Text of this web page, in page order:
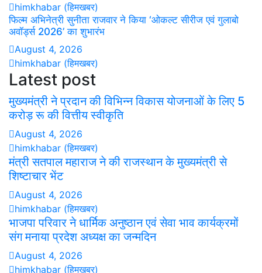
himkhabar (हिमखबर)
फिल्म अभिनेत्री सुनीता राजवार ने किया ‘ओकल्ट सीरीज एवं गुलाबो
अवॉर्ड्स 2026’ का शुभारंभ
August 4, 2026
himkhabar (हिमखबर)
Latest post
मुख्यमंत्री ने प्रदान की विभिन्न विकास योजनाओं के लिए 5
करोड़ रू की वित्तीय स्वीकृति
August 4, 2026
himkhabar (हिमखबर)
मंत्री सतपाल महाराज ने की राजस्थान के मुख्यमंत्री से
शिष्टाचार भेंट
August 4, 2026
himkhabar (हिमखबर)
भाजपा परिवार ने धार्मिक अनुष्ठान एवं सेवा भाव कार्यक्रमों
संग मनाया प्रदेश अध्यक्ष का जन्मदिन
August 4, 2026
himkhabar (हिमखबर)